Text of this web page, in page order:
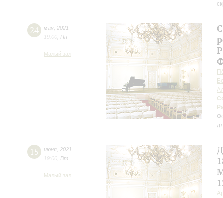
24 мая 2021
19:00 Пн
Малый зал
15 июня 2021
19:00 Вт
Малый зал